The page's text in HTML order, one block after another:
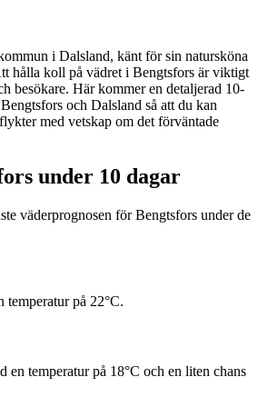
i Dalsland, känt för sin natursköna
hålla koll på vädret i Bengtsfors är viktigt
besökare. Här kommer en detaljerad 10-
och Dalsland så att du kan
med vetskap om det förväntade
under 10 dagar
väderprognosen för Bengtsfors under de
temperatur på 22°C.
en temperatur på 18°C och en liten chans